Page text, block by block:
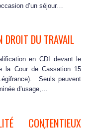
d’un séjour…
DU TRAVAIL
en CDI devant le
la Cour de Cassation 15
Seuls peuvent
d’usage,…
CONTENTIEUX